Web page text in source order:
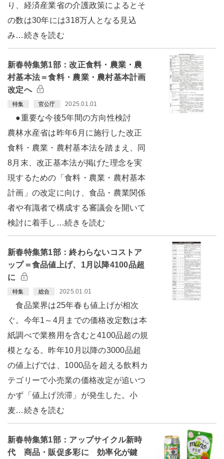
り、経済産業省の介護政策によるとそ
の数は30年には318万人となる見込
み…続きを読む
新春特集第1部：改正食料・農業・農
村基本法＝食料・農業・農村基本計画
改定へ
特集 官公庁 2025.01.01
●重要な今後5年間の方向性検討
農林水産省は昨年6月に施行した改正
食料・農業・農村基本法を踏まえ、同
8月末、改正基本法が掲げた理念を実
現するための「食料・農業・農村基本
計画」の改定に向け、食品・農業関係
者や有識者で構成する審議会を開いて
検討に着手し…続きを読む
新春特集第1部：終わらないコストア
ップ＝食品値上げ、1月以降4100品超
に
特集 総合 2025.01.01
食品業界は25年春も値上げが相次
ぐ。今年1～4月までの価格改定数は本
紙調べで業務用を含むと4100品超の規
模となる。昨年10月以降の3000品超
の値上げでは、1000品を超える飲料カ
テゴリーで小売業の価格改定が追いつ
かず「値上げ渋滞」が発生した。小
麦…続きを読む
新春特集第1部：アップサイクル新時
代 商品・販促多彩に 効率化が鍵